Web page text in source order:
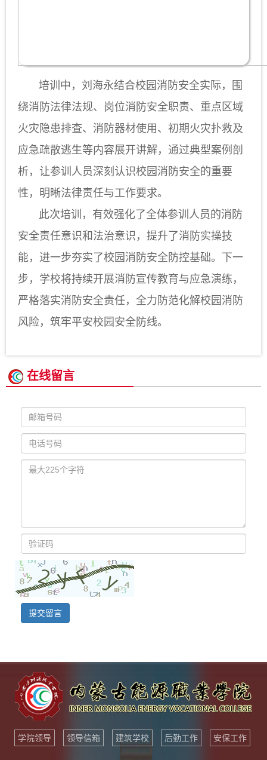
培训中，刘海永结合校园消防安全实际，围
绕消防法律法规、岗位消防安全职责、重点区域
火灾隐患排查、消防器材使用、初期火灾扑救及
应急疏散逃生等内容展开讲解，通过典型案例剖
析，让参训人员深刻认识校园消防安全的重要
性，明晰法律责任与工作要求。
此次培训，有效强化了全体参训人员的消防
安全责任意识和法治意识，提升了消防实操技
能，进一步夯实了校园消防安全防控基础。下一
步，学校将持续开展消防宣传教育与应急演练，
严格落实消防安全责任，全力防范化解校园消防
风险，筑牢平安校园安全防线。
在线留言
提交留言
学院领导 领导信箱 建筑学校 后勤工作 安保工作